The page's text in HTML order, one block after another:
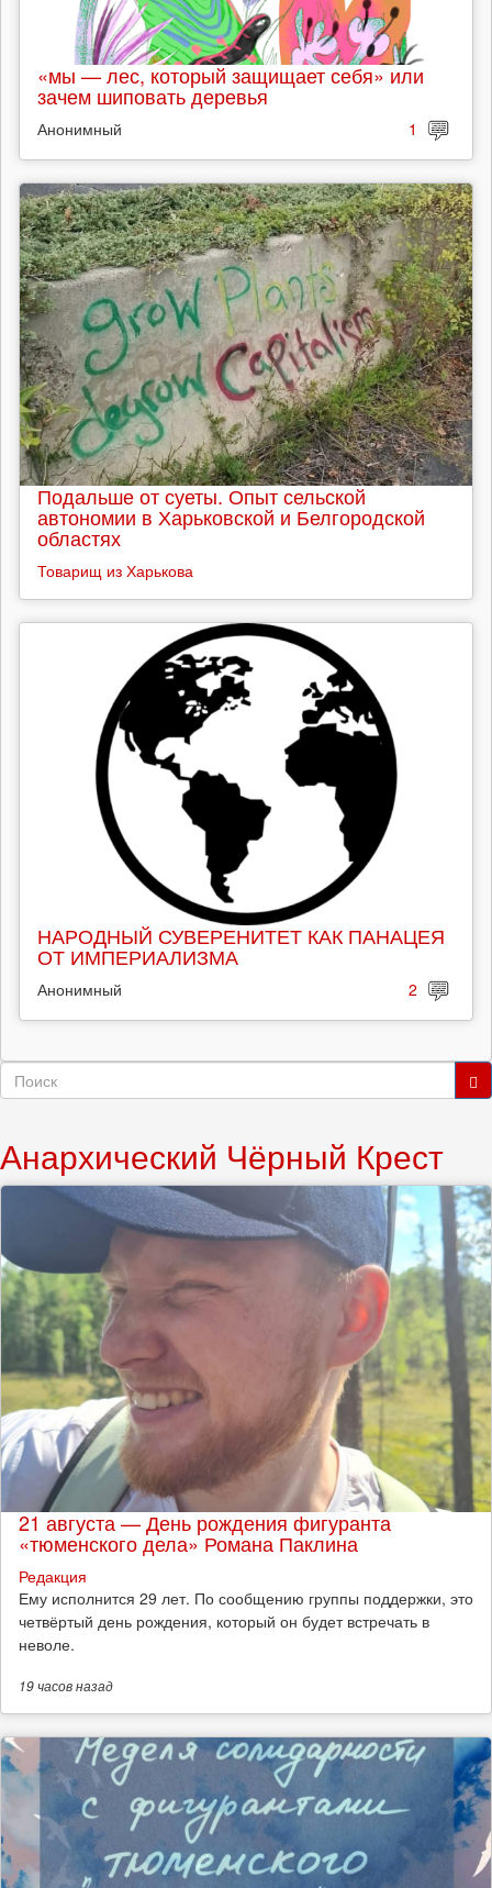
«мы — лес, который защищает себя» или
зачем шиповать деревья
Анонимный 1
Подальше от суеты. Опыт сельской
автономии в Харьковской и Белгородской
областях
Товарищ из Харькова
НАРОДНЫЙ СУВЕРЕНИТЕТ КАК ПАНАЦЕЯ
ОТ ИМПЕРИАЛИЗМА
Анонимный 2
Форма
Анархический Чёрный Крест
21 августа — День рождения фигуранта
«тюменского дела» Романа Паклина
Редакция
Ему исполнится 29 лет. По сообщению группы поддержки, это
четвёртый день рождения, который он будет встречать в
неволе.
19 часовназад